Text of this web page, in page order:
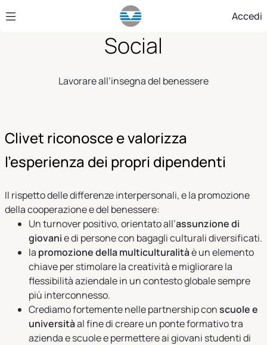
Skip to Main Content Accedi
Social
Lavorare all’insegna del benessere
Clivet riconosce e valorizza
l’esperienza dei propri dipendenti
Il rispetto delle differenze interpersonali, e la promozione
della cooperazione e del benessere:
Un turnover positivo, orientato all’assunzione di
giovanie di persone con bagagli culturali diversificati.
la promozione della multiculturalitàè un elemento
chiave per stimolare la creatività e migliorare la
flessibilità aziendale in un contesto globale sempre
più interconnesso.
Crediamo fortemente nelle partnership conscuole e
universitàal fine di creare un ponte formativo tra
azienda e scuole e permettere ai giovani studenti di